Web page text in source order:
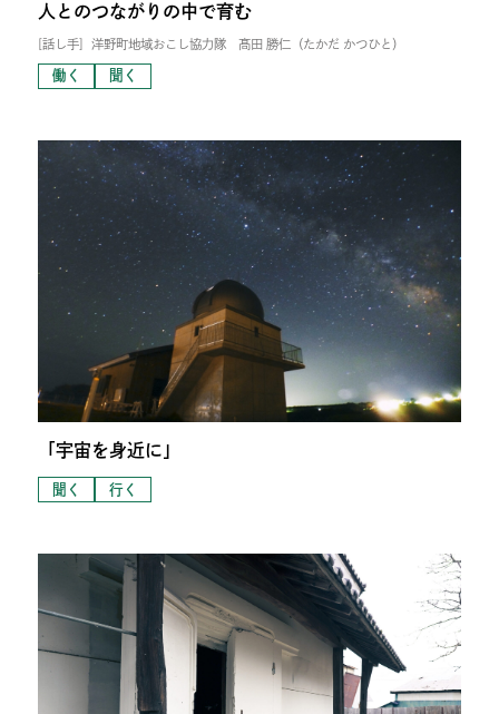
人とのつながりの中で育む
[話し手] 洋野町地域おこし協力隊 髙田 勝仁（たかだ かつひと）
働く 聞く
「宇宙を身近に」
聞く 行く